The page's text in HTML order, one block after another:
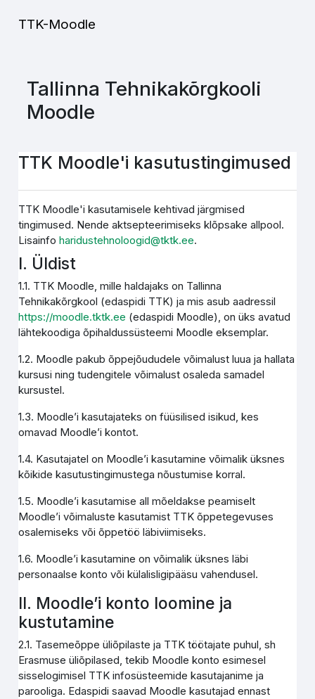
TTK-Moodle
Tallinna Tehnikakõrgkooli
Moodle
TTK Moodle'i kasutustingimused
TTK Moodle'i kasutamisele kehtivad järgmised
tingimused. Nende aktsepteerimiseks klõpsake allpool.
Lisainfoharidustehnoloogid@tktk.ee.
I. Üldist
1.1. TTK Moodle, mille haldajaks on Tallinna
Tehnikakõrgkool (edaspidi TTK) ja mis asub aadressil
https://moodle.tktk.ee (edaspidi Moodle), on üks avatud
lähtekoodiga õpihaldussüsteemi Moodle eksemplar.
1.2. Moodle pakub õppejõududele võimalust luua ja hallata
kursusi ning tudengitele võimalust osaleda samadel
kursustel.
1.3. Moodle’i kasutajateks on füüsilised isikud, kes
omavad Moodle’i kontot.
1.4. Kasutajatel on Moodle’i kasutamine võimalik üksnes
kõikide kasutustingimustega nõustumise korral.
1.5. Moodle’i kasutamise all mõeldakse peamiselt
Moodle’i võimaluste kasutamist TTK õppetegevuses
osalemiseks või õppetöö läbiviimiseks.
1.6. Moodle’i kasutamine on võimalik üksnes läbi
personaalse konto või külalisligipääsu vahendusel.
II. Moodle’i konto loomine ja
kustutamine
2.1. Tasemeõppe üliõpilaste ja TTK töötajate puhul, sh
Erasmuse üliõpilased, tekib Moodle konto esimesel
sisselogimisel TTK infosüsteemide kasutajanime ja
parooliga. Edaspidi saavad Moodle kasutajad ennast